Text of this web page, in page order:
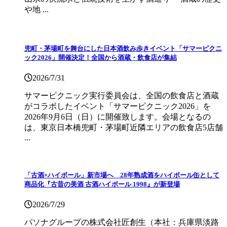
や地 ...
兜町・茅場町を舞台にした日本酒飲み歩きイベント「サマーピクニ
ック2026」開催決定！全国から酒蔵・飲食店が集結
2026/7/31
サマーピクニック実⾏委員会は、全国の飲⾷店と酒蔵
がコラボしたイベント「サマーピクニック2026」を
2026年9月6日（日）に開催致します。会場となるの
は、東京日本橋兜町・茅場町近隣エリアの飲食店5店舗
...
「古酒×ハイボール」新市場へ 28年熟成酒をハイボール缶として
商品化『古昔の美酒 古酒ハイボール 1998』が新登場
2026/7/29
パソナグループの株式会社匠創生（本社：兵庫県淡路